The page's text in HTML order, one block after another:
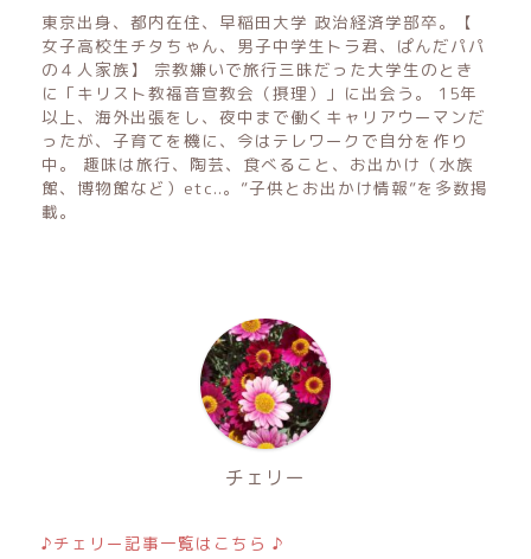
東京出身、都内在住、早稲田大学 政治経済学部卒。【
女子高校生チタちゃん、男子中学生トラ君、ぱんだパパ
の４人家族】 宗教嫌いで旅行三昧だった大学生のとき
に「キリスト教福音宣教会（摂理）」に出会う。 15年
以上、海外出張をし、夜中まで働くキャリアウーマンだ
ったが、子育てを機に、今はテレワークで自分を作り
中。 趣味は旅行、陶芸、食べること、お出かけ（水族
館、博物館など）etc..。”子供とお出かけ情報”を多数掲
載。
チェリー
♪チェリー記事一覧はこちら ♪